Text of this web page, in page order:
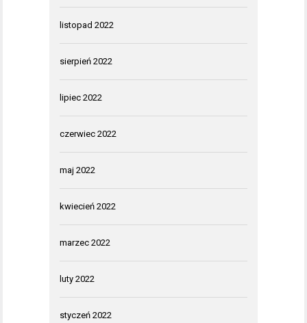
listopad 2022
sierpień 2022
lipiec 2022
czerwiec 2022
maj 2022
kwiecień 2022
marzec 2022
luty 2022
styczeń 2022